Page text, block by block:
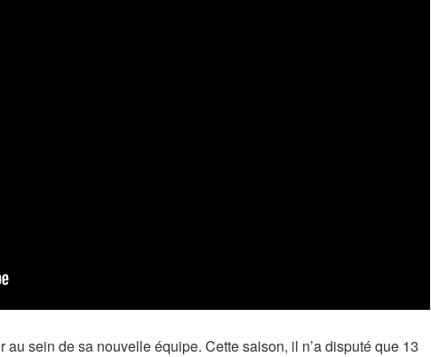
sein de sa nouvelle équipe. Cette saison, il n’a disputé que 13